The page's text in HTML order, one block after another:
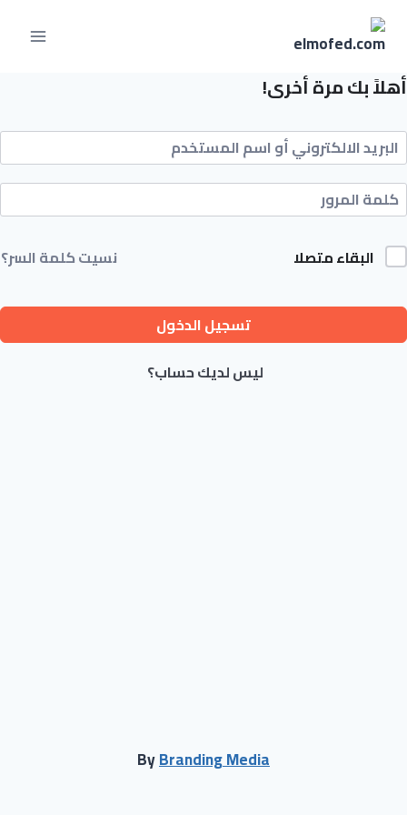
أهلاً بك مرة أخرى!
البقاء متصلا نسيت كلمة السر؟
تسجيل الدخول
ليس لديك حساب؟
ByBranding Media